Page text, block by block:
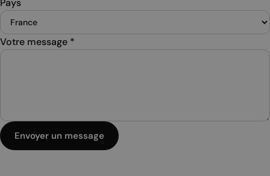
Pays
Votre message *
Envoyer un message